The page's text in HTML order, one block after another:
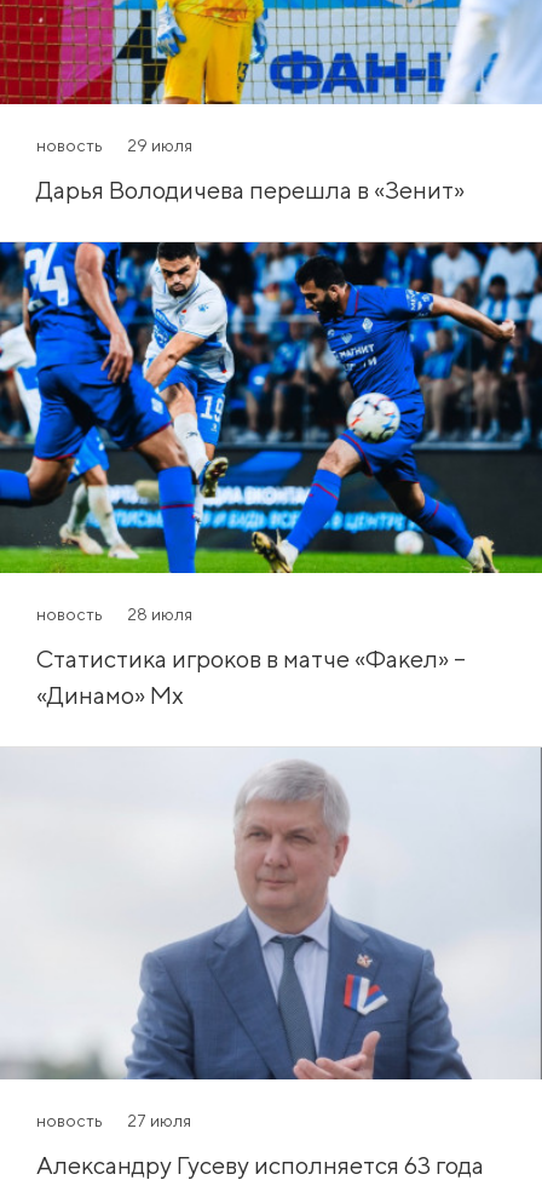
новость 29 июля
Дарья Володичева перешла в «Зенит»
новость 28 июля
Статистика игроков в матче «Факел» –
«Динамо» Мх
новость 27 июля
Александру Гусеву исполняется 63 года